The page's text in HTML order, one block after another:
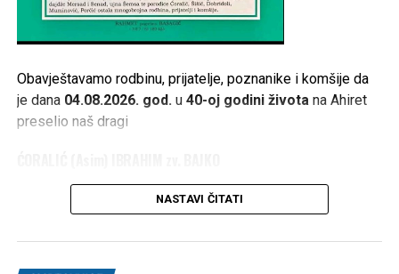
Obavještavamo rodbinu, prijatelje, poznanike i komšije da
je dana 04.08.2026. god. u 40-oj godini života na Ahiret
preselio naš dragi
1986 – 2026
NASTAVI ČITATI